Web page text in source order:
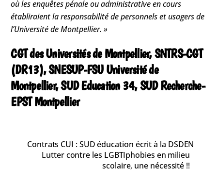
où les enquêtes pénale ou administrative en cours
établiraient la responsabilité de personnels et usagers de
l’Université de Montpellier. »
CGT des Universités de Montpellier, SNTRS-CGT
(DR13), SNESUP-FSU Université de
Montpellier, SUD Education 34, SUD Recherche-
EPST Montpellier
Contrats CUI : SUD éducation écrit à la DSDEN
Lutter contre les LGBTIphobies en milieu
scolaire, une nécessité !!